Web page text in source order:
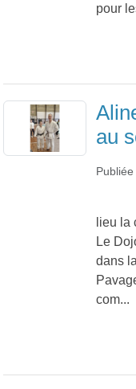
pour
au
Publiée
Ce
lieu la
Le
dans
com...